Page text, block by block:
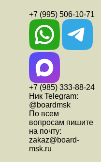
+7 (995) 506-10-71
+7 (985) 333-88-24
Ник Telegram:
@boardmsk
По всем
вопросам пишите
на почту:
zakaz@board-
msk.ru